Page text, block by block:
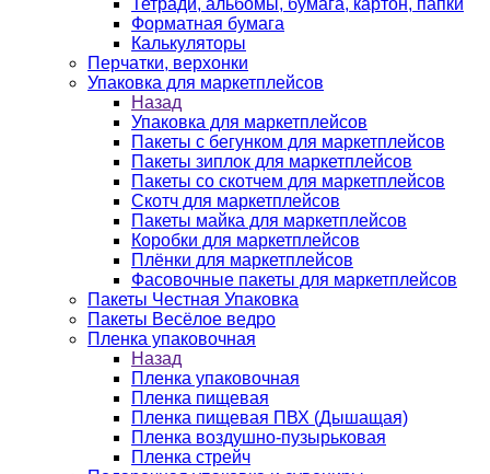
Тетради, альбомы, бумага, картон, папки
Форматная бумага
Калькуляторы
Перчатки, верхонки
Упаковка для маркетплейсов
Назад
Упаковка для маркетплейсов
Пакеты с бегунком для маркетплейсов
Пакеты зиплок для маркетплейсов
Пакеты со скотчем для маркетплейсов
Скотч для маркетплейсов
Пакеты майка для маркетплейсов
Коробки для маркетплейсов
Плёнки для маркетплейсов
Фасовочные пакеты для маркетплейсов
Пакеты Честная Упаковка
Пакеты Весёлое ведро
Пленка упаковочная
Назад
Пленка упаковочная
Пленка пищевая
Пленка пищевая ПВХ (Дышащая)
Пленка воздушно-пузырьковая
Пленка стрейч